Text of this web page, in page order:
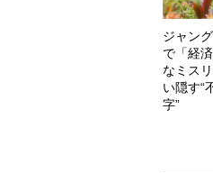
ジャン
で「経
なミス
い隠す“
字”